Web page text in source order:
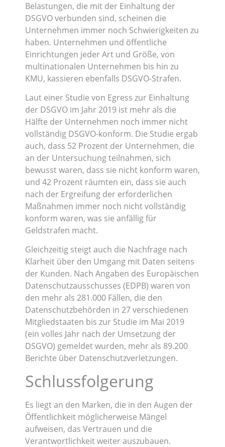
Belastungen, die mit der Einhaltung der
DSGVO verbunden sind, scheinen die
Unternehmen immer noch Schwierigkeiten zu
haben. Unternehmen und öffentliche
Einrichtungen jeder Art und Größe, von
multinationalen Unternehmen bis hin zu
KMU, kassieren ebenfalls DSGVO-Strafen.
Laut einer Studie von Egress zur Einhaltung
der DSGVO im Jahr 2019 ist mehr als die
Hälfte der Unternehmen noch immer nicht
vollständig DSGVO-konform. Die Studie ergab
auch, dass 52 Prozent der Unternehmen, die
an der Untersuchung teilnahmen, sich
bewusst waren, dass sie nicht konform waren,
und 42 Prozent räumten ein, dass sie auch
nach der Ergreifung der erforderlichen
Maßnahmen immer noch nicht vollständig
konform waren, was sie anfällig für
Geldstrafen macht.
Gleichzeitig steigt auch die Nachfrage nach
Klarheit über den Umgang mit Daten seitens
der Kunden. Nach Angaben des Europäischen
Datenschutzausschusses (EDPB) waren von
den mehr als 281.000 Fällen, die den
Datenschutzbehörden in 27 verschiedenen
Mitgliedstaaten bis zur Studie im Mai 2019
(ein volles Jahr nach der Umsetzung der
DSGVO) gemeldet wurden, mehr als 89.200
Berichte über Datenschutzverletzungen.
Schlussfolgerung
Es liegt an den Marken, die in den Augen der
Öffentlichkeit möglicherweise Mängel
aufweisen, das Vertrauen und die
Verantwortlichkeit weiter auszubauen.